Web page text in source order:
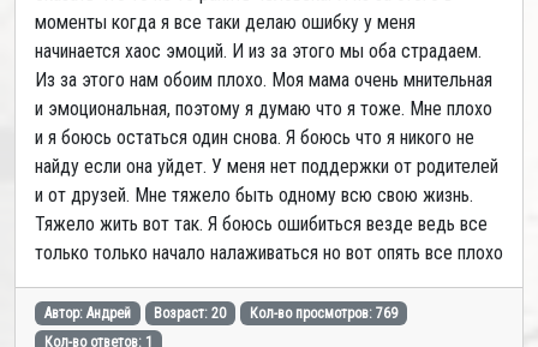
моменты когда я все таки делаю ошибку у меня
начинается хаос эмоций. И из за этого мы оба страдаем.
Из за этого нам обоим плохо. Моя мама очень мнительная
и эмоциональная, поэтому я думаю что я тоже. Мне плохо
и я боюсь остаться один снова. Я боюсь что я никого не
найду если она уйдет. У меня нет поддержки от родителей
и от друзей. Мне тяжело быть одному всю свою жизнь.
Тяжело жить вот так. Я боюсь ошибиться везде ведь все
только только начало налаживаться но вот опять все плохо
Автор: Андрей Возраст: 20
Кол-во просмотров: 769
Кол-во ответов: 1